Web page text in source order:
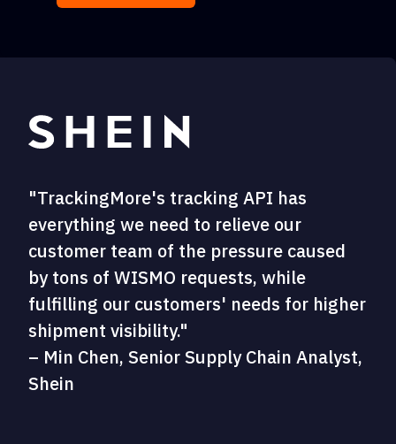
"TrackingMore's tracking API has
everything we need to relieve our
customer team of the pressure caused
by tons of WISMO requests, while
fulfilling our customers' needs for higher
shipment visibility."
– Min Chen, Senior Supply Chain Analyst,
Shein